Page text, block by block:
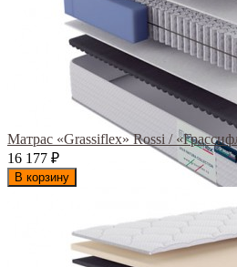
Матрас «Grassiflex» Rossi /
16 177 ₽
В корзину